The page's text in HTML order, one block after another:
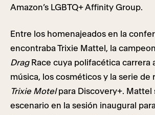
Amazon’s LGBTQ+ Affinity Group.
Entre los homenajeados en la
encontraba Trixie Mattel, la
DragRace cuya polifacética carrera
música, los cosméticos y la serie de
Trixie Motelpara Discovery+. Mattel
escenario en la sesión inaugural